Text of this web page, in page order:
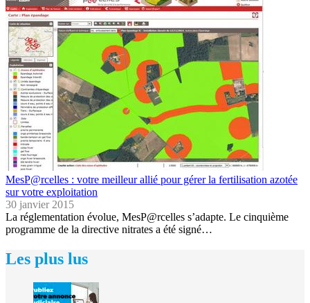
MesP@rcelles : votre meilleur allié pour gérer la fertilisation azotée
sur votre exploitation
30 janvier 2015
La réglementation évolue, MesP@rcelles s’adapte. Le cinquième
programme de la directive nitrates a été signé…
Les plus lus